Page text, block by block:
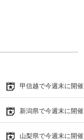
甲信越で今週末に開
新潟県で今週末に開
山梨県で今週末に開